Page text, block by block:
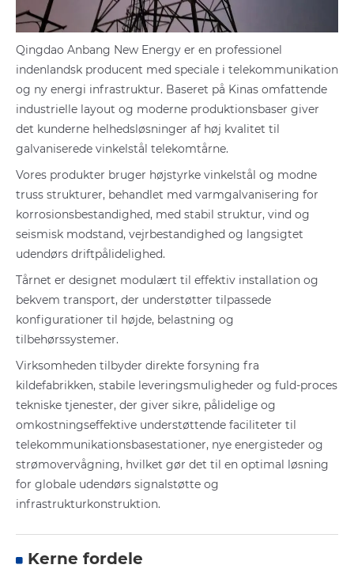
Qingdao Anbang New Energy er en professionel
indenlandsk producent med speciale i telekommunikation
og ny energi infrastruktur. Baseret på Kinas omfattende
industrielle layout og moderne produktionsbaser giver
det kunderne helhedsløsninger af høj kvalitet til
galvaniserede vinkelstål telekomtårne.
Vores produkter bruger højstyrke vinkelstål og modne
truss strukturer, behandlet med varmgalvanisering for
korrosionsbestandighed, med stabil struktur, vind og
seismisk modstand, vejrbestandighed og langsigtet
udendørs driftpålidelighed.
Tårnet er designet modulært til effektiv installation og
bekvem transport, der understøtter tilpassede
konfigurationer til højde, belastning og
tilbehørssystemer.
Virksomheden tilbyder direkte forsyning fra
kildefabrikken, stabile leveringsmuligheder og fuld-proces
tekniske tjenester, der giver sikre, pålidelige og
omkostningseffektive understøttende faciliteter til
telekommunikationsbasestationer, nye energisteder og
strømovervågning, hvilket gør det til en optimal løsning
for globale udendørs signalstøtte og
infrastrukturkonstruktion.
Kerne fordele